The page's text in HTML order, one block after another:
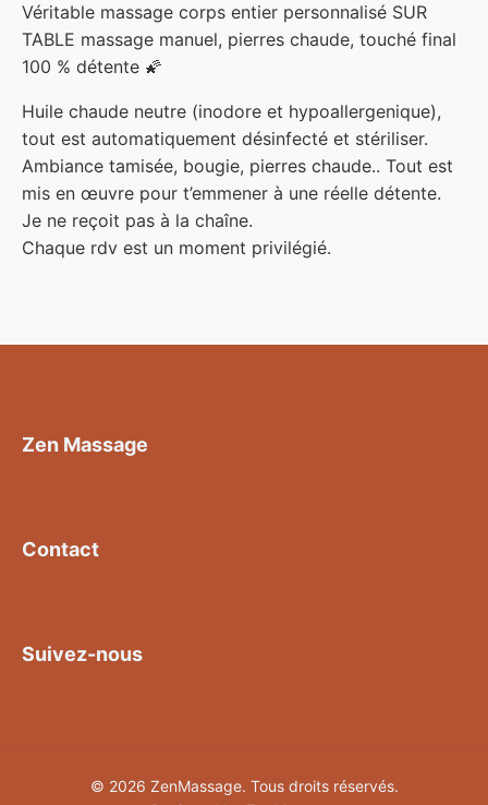
Véritable massage corps entier personnalisé SUR
TABLE massage manuel, pierres chaude, touché final
100 % détente 🌠
Huile chaude neutre (inodore et hypoallergenique),
tout est automatiquement désinfecté et stériliser.
Ambiance tamisée, bougie, pierres chaude.. Tout est
mis en œuvre pour t’emmener à une réelle détente.
Je ne reçoit pas à la chaîne.
Chaque rdv est un moment privilégié.
Zen Massage
Contact
Suivez-nous
© 2026 ZenMassage. Tous droits réservés.